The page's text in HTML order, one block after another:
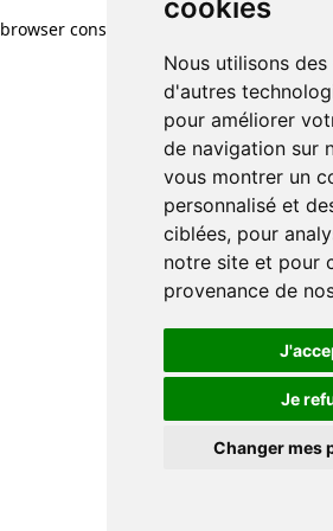
cookies
Nous utilisons
d'autres
pour améliorer
de navigation sur
vous montrer un
personnalisé et
ciblées, pour
notre site et pour
provenance de
Je
Changer mes
browser console for more information)